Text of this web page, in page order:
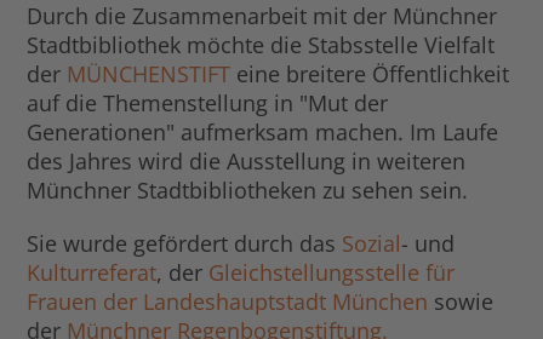
Durch die Zusammenarbeit mit der Münchner
Stadtbibliothek möchte die Stabsstelle Vielfalt
der MÜNCHENSTIFT eine breitere Öffentlichkeit
auf die Themenstellung in "Mut der
Generationen" aufmerksam machen. Im Laufe
des Jahres wird die Ausstellung in weiteren
Münchner Stadtbibliotheken zu sehen sein.
Sie wurde gefördert durch das Sozial- und
Kulturreferat, der Gleichstellungsstelle für
Frauen der Landeshauptstadt München sowie
der Münchner Regenbogenstiftung.